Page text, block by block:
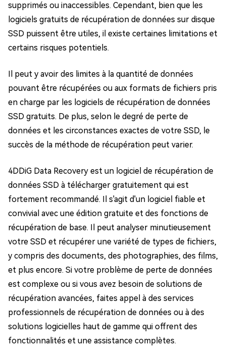
supprimés ou inaccessibles. Cependant, bien que les
logiciels gratuits de récupération de données sur disque
SSD puissent être utiles, il existe certaines limitations et
certains risques potentiels.
Il peut y avoir des limites à la quantité de données
pouvant être récupérées ou aux formats de fichiers pris
en charge par les logiciels de récupération de données
SSD gratuits. De plus, selon le degré de perte de
données et les circonstances exactes de votre SSD, le
succès de la méthode de récupération peut varier.
4DDiG Data Recovery est un logiciel de récupération de
données SSD à télécharger gratuitement qui est
fortement recommandé. Il s'agit d'un logiciel fiable et
convivial avec une édition gratuite et des fonctions de
récupération de base. Il peut analyser minutieusement
votre SSD et récupérer une variété de types de fichiers,
y compris des documents, des photographies, des films,
et plus encore. Si votre problème de perte de données
est complexe ou si vous avez besoin de solutions de
récupération avancées, faites appel à des services
professionnels de récupération de données ou à des
solutions logicielles haut de gamme qui offrent des
fonctionnalités et une assistance complètes.